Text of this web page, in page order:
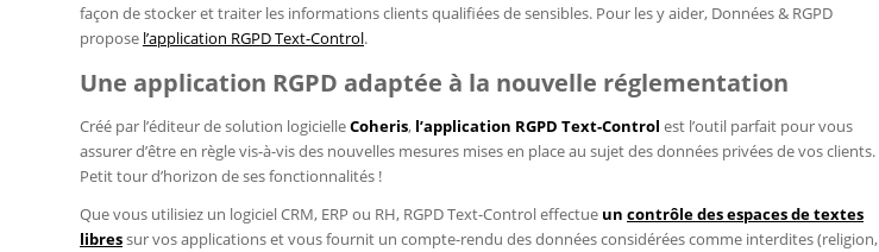
façon de stocker et traiter les informations clients qualifiées de sensibles. Pour les y aider, Données & RGPD
propose l’application RGPD Text-Control.
Une application RGPD adaptée à la nouvelle réglementation
Créé par l’éditeur de solution logicielleCoheris, l’application RGPD Text-Control est l’outil parfait pour vous
assurer d’être en règle vis-à-vis des nouvelles mesures mises en place au sujet des données privées de vos clients.
Petit tour d’horizon de ses fonctionnalités !
Que vous utilisiez un logiciel CRM, ERP ou RH, RGPD Text-Control effectue un contrôle des espaces de textes
libressur vos applications et vous fournit un compte-rendu des données considérées comme interdites (religion,